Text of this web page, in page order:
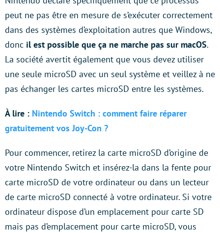
peut ne pas être en mesure de s’exécuter correctement
dans des systèmes d’exploitation autres que Windows,
donc il est possible que ça ne marche pas sur macOS.
La société avertit également que vous devez utiliser
une seule microSD avec un seul système et veillez à ne
pas échanger les cartes microSD entre les systèmes.
À lire : Nintendo Switch : comment faire réparer
gratuitement vos Joy-Con ?
Pour commencer, retirez la carte microSD d’origine de
votre Nintendo Switch et insérez-la dans la fente pour
carte microSD de votre ordinateur ou dans un lecteur
de carte microSD connecté à votre ordinateur. Si votre
ordinateur dispose d’un emplacement pour carte SD
mais pas d’emplacement pour carte microSD, vous